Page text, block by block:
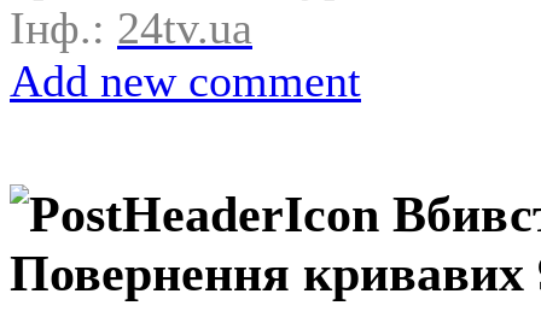
Інф.: 24tv.ua
Add new comment
Повернення кривавих